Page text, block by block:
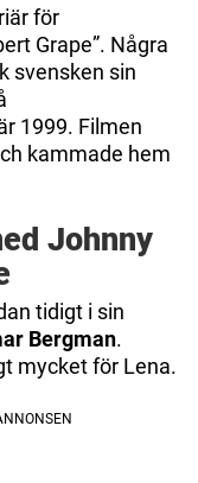
för
Grape”. Några
svensken sin
1999. Filmen
kammade hem
Johnny
tidigt i sin
Bergman.
mycket för Lena.